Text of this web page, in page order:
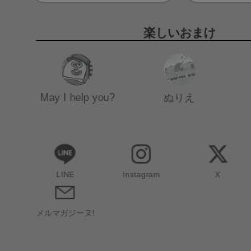
楽しいおまけ
May I help you? ぬりえ
LINE Instagram X
メルマガジーヌ!